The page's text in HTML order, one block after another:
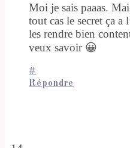
Moi je sais paaas.
tout cas le secret ça a
les rendre bien
veux savoir 😀
#
Répondre